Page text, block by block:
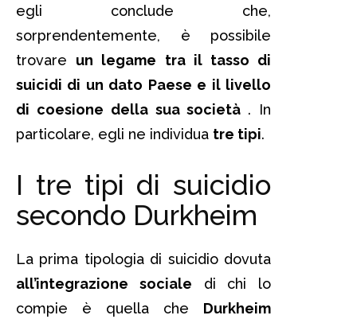
egli conclude che,
sorprendentemente, è possibile
trovare un legame tra il tasso di
suicidi di un dato Paese e il livello
di coesione della sua società . In
particolare, egli ne individua tre tipi.
I tre tipi di suicidio
secondo Durkheim
La prima tipologia di suicidio dovuta
all’integrazione sociale di chi lo
compie è quella che Durkheim